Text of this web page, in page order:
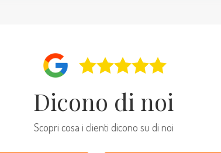
Dicono di noi
Scopri cosa i clienti dicono su di noi